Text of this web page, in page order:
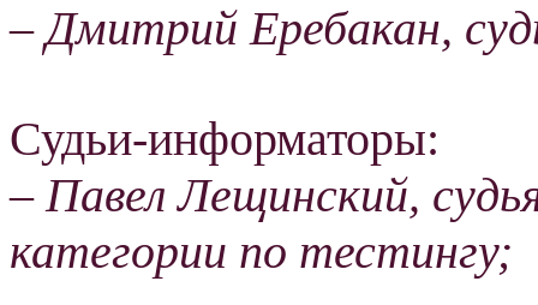
– Дмитрий Еребакан,
Судьи-информаторы:
– Павел Лещинский,
категории по тестингу;